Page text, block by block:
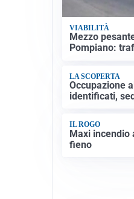
VIABILITÀ
Mezzo
Pompiano:
LA SCOPERTA
Occupazione
identificati,
IL ROGO
Maxi incendio
fieno